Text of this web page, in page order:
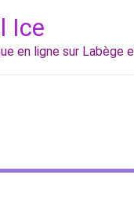
Ice
en ligne sur Labège